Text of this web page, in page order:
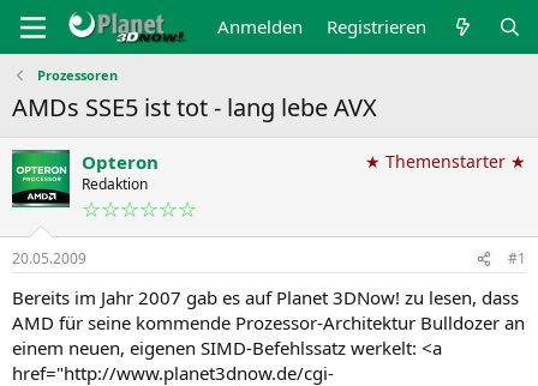
Anmelden Registrieren
Prozessoren
AMDs SSE5 ist tot - lang lebe AVX
Opteron
Redaktion
☆☆☆☆☆☆
★ Themenstarter ★
20.05.2009 #1
Bereits im Jahr 2007 gab es auf Planet 3DNow! zu lesen, dass
AMD für seine kommende Prozessor-Architektur Bulldozer an
einem neuen, eigenen SIMD-Befehlssatz werkelt: <a
href="http://www.planet3dnow.de/cgi-